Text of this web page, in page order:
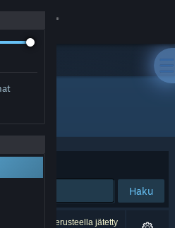
Haku
asetustesi perusteella jätetty